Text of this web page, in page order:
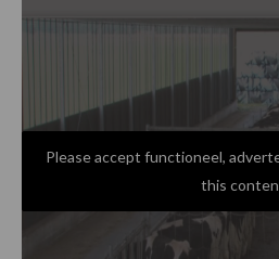
Please accept functioneel,
this